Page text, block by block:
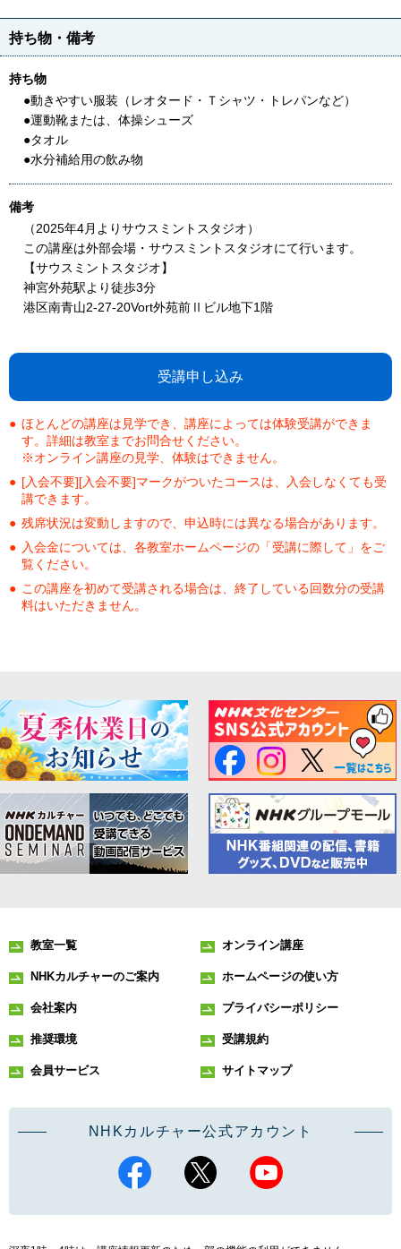
持ち物・備考
持ち物
●動きやすい服装（レオタード・Ｔシャツ・トレパンなど）
●運動靴または、体操シューズ
●タオル
●水分補給用の飲み物
備考
（2025年4月よりサウスミントスタジオ）
この講座は外部会場・サウスミントスタジオにて行います。
【サウスミントスタジオ】
神宮外苑駅より徒歩3分
港区南青山2-27-20Vort外苑前Ⅱビル地下1階
受講申し込み
ほとんどの講座は見学でき、講座によっては体験受講ができま
す。詳細は教室までお問合せください。
※オンライン講座の見学、体験はできません。
[入会不要][入会不要]マークがついたコースは、入会しなくても受
講できます。
残席状況は変動しますので、申込時には異なる場合があります。
入会金については、各教室ホームページの「受講に際して」をご
覧ください。
この講座を初めて受講される場合は、終了している回数分の受講
料はいただきません。
教室一覧 オンライン講座
NHKカルチャーのご案内 ホームページの使い方
会社案内 プライバシーポリシー
推奨環境 受講規約
会員サービス サイトマップ
NHKカルチャー公式アカウント